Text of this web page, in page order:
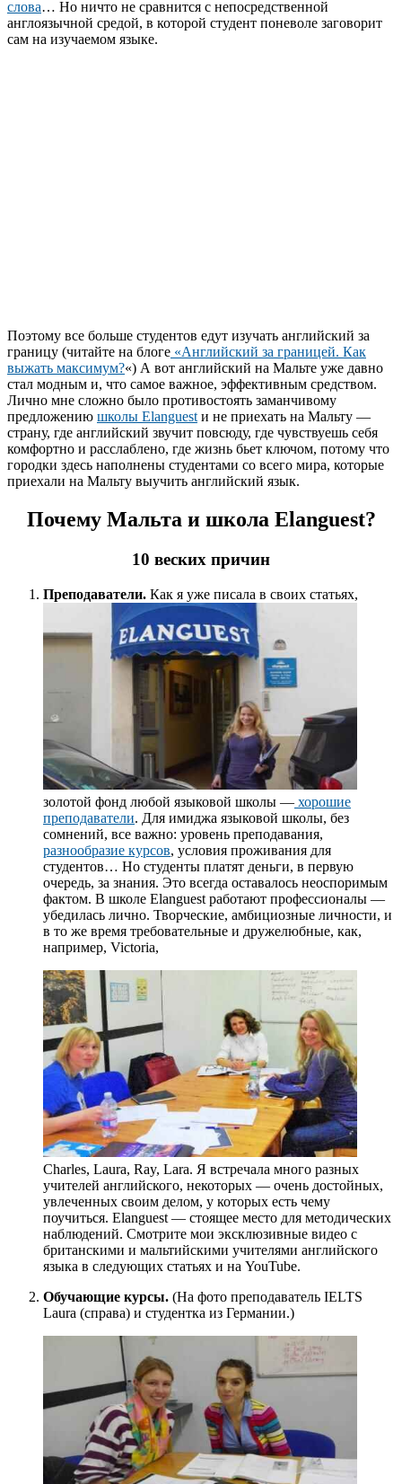
слова… Но ничто не сравнится с непосредственной
англоязычной средой, в которой студент поневоле заговорит
сам на изучаемом языке.
Поэтому все больше студентов едут изучать английский за
границу (читайте на блоге «Английский за границей. Как
выжать максимум?«) А вот английский на Мальте уже давно
стал модным и, что самое важное, эффективным средством.
Лично мне сложно было противостоять заманчивому
предложению школы Elanguest и не приехать на Мальту —
страну, где английский звучит повсюду, где чувствуешь себя
комфортно и расслаблено, где жизнь бьет ключом, потому что
городки здесь наполнены студентами со всего мира, которые
приехали на Мальту выучить английский язык.
Почему Мальта и школа Elanguest?
10 веских причин
Преподаватели. Как я уже писала в своих статьях,
золотой фонд любой языковой школы — хорошие
преподаватели. Для имиджа языковой школы, без
сомнений, все важно: уровень преподавания,
разнообразие курсов, условия проживания для
студентов… Но студенты платят деньги, в первую
очередь, за знания. Это всегда оставалось неоспоримым
фактом. В школе Elanguest работают профессионалы —
убедилась лично. Творческие, амбициозные личности, и
в то же время требовательные и дружелюбные, как,
например, Victoria,
Charles, Laura, Ray, Lara. Я встречала много разных
учителей английского, некоторых — очень достойных,
увлеченных своим делом, у которых есть чему
поучиться. Elanguest — стоящее место для методических
наблюдений. Смотрите мои эксклюзивные видео с
британскими и мальтийскими учителями английского
языка в следующих статьях и на YouTube.
Обучающие курсы. (На фото преподаватель IELTS
Laura (справа) и студентка из Германии.)